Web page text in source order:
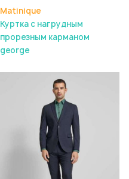
Matinique
Куртка с нагрудным
прорезным карманом
george